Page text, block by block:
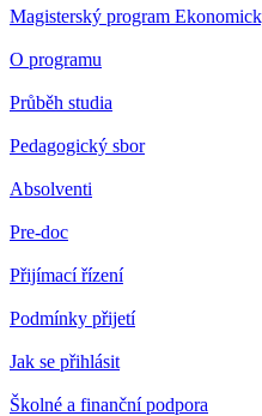
Magisterský program
O programu
Průběh studia
Pedagogický sbor
Absolventi
Pre-doc
Přijímací řízení
Podmínky přijetí
Jak se přihlásit
Školné a finanční podpora